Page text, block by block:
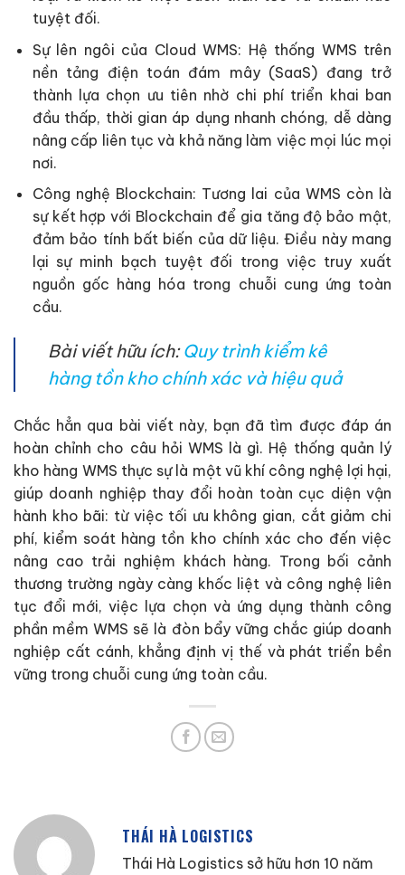
tuyệt đối.
Sự lên ngôi của Cloud WMS: Hệ thống WMS trên
nền tảng điện toán đám mây (SaaS) đang trở
thành lựa chọn ưu tiên nhờ chi phí triển khai ban
đầu thấp, thời gian áp dụng nhanh chóng, dễ dàng
nâng cấp liên tục và khả năng làm việc mọi lúc mọi
nơi.
Công nghệ Blockchain: Tương lai của WMS còn là
sự kết hợp với Blockchain để gia tăng độ bảo mật,
đảm bảo tính bất biến của dữ liệu. Điều này mang
lại sự minh bạch tuyệt đối trong việc truy xuất
nguồn gốc hàng hóa trong chuỗi cung ứng toàn
cầu.
Bài viết hữu ích:Quy trình kiểm kê
hàng tồn kho chính xác và hiệu quả
Chắc hẳn qua bài viết này, bạn đã tìm được đáp án
hoàn chỉnh cho câu hỏi WMS là gì. Hệ thống quản lý
kho hàng WMS thực sự là một vũ khí công nghệ lợi hại,
giúp doanh nghiệp thay đổi hoàn toàn cục diện vận
hành kho bãi: từ việc tối ưu không gian, cắt giảm chi
phí, kiểm soát hàng tồn kho chính xác cho đến việc
nâng cao trải nghiệm khách hàng. Trong bối cảnh
thương trường ngày càng khốc liệt và công nghệ liên
tục đổi mới, việc lựa chọn và ứng dụng thành công
phần mềm WMS sẽ là đòn bẩy vững chắc giúp doanh
nghiệp cất cánh, khẳng định vị thế và phát triển bền
vững trong chuỗi cung ứng toàn cầu.
THÁI HÀ LOGISTICS
Thái Hà Logistics sở hữu hơn 10 năm